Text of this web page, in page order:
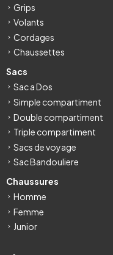
Grips
Volants
Cordages
Chaussettes
Sacs
Sac a Dos
Simple compartiment
Double compartiment
Triple compartiment
Sacs de voyage
Sac Bandouliere
Chaussures
Homme
Femme
Junior